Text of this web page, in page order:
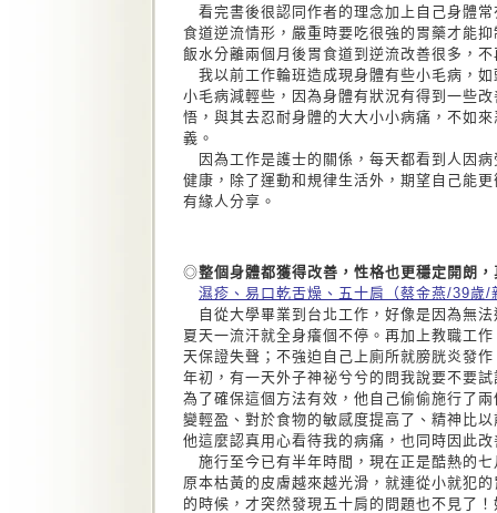
看完書後很認同作者的理念加上自己身體
食道逆流情形，嚴重時要吃很強的胃藥才能
飯水分離兩個月後胃食道到逆流改善很多，
我以前工作輪班造成現身體有些小毛病，
小毛病減輕些，因為身體有狀況有得到一些
悟，與其去忍耐身體的大大小小病痛，不如
義。
因為工作是護士的關係，每天都看到人因
健康，除了運動和規律生活外，期望自己能
有緣人分享。
◎整個身體都獲得改善，性格也更穩定開朗
濕疹、易口乾舌燥、五十肩（蔡金燕/39歲/
自從大學畢業到台北工作，好像是因為無
夏天一流汗就全身癢個不停。再加上教職工
天保證失聲；不強迫自己上廁所就膀胱炎發
年初，有一天外子神祕兮兮的問我說要不要
為了確保這個方法有效，他自己偷偷施行了
變輕盈、對於食物的敏感度提高了、精神比
他這麼認真用心看待我的病痛，也同時因此
施行至今已有半年時間，現在正是酷熱的
原本枯黃的皮膚越來越光滑，就連從小就犯
的時候，才突然發現五十肩的問題也不見了